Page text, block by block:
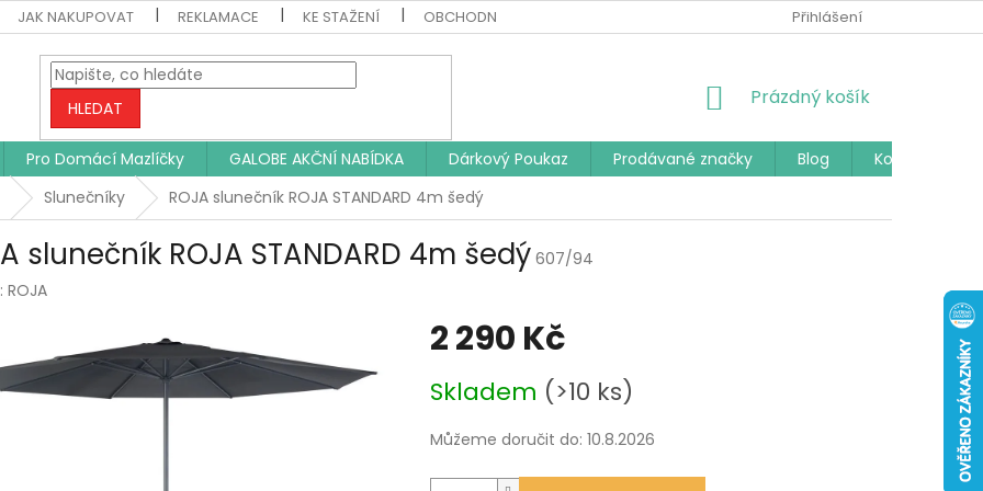
JAK NAKUPOVAT REKLAMACE KE STAŽENÍ OBCHODNÍ PODMÍNKY PODMÍNKY OCHRANY OSOBNÍCH ÚDAJŮ
Přihlášení
HLEDAT
NÁKUPNÍ
Prázdný košík
Pro Domácí Mazlíčky GALOBE AKČNÍ NABÍDKA Dárkový Poukaz Prodávané značky Blog
Kontakty
Slunečníky ROJA slunečník ROJA STANDARD 4m šedý
slunečník ROJA STANDARD 4m šedý 607/94
ROJA
2 290 Kč
cena:
Skladem (>10 ks)
Můžeme doručit do: 10.8.2026